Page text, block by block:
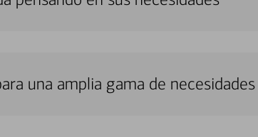
una amplia gama de